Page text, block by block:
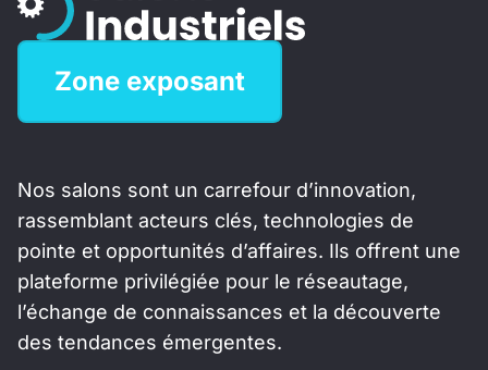
Zone exposant
Nos salons sont un carrefour d’innovation,
rassemblant acteurs clés, technologies de
pointe et opportunités d’affaires. Ils offrent une
plateforme privilégiée pour le réseautage,
l’échange de connaissances et la découverte
des tendances émergentes.